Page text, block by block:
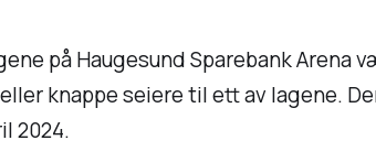
på Haugesund Sparebank Arena
knappe seiere til ett av lagene.
2024.